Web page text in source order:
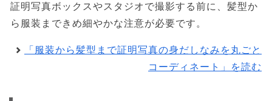
証明写真ボックスやスタジオで撮影する前に、髪型か
ら服装まできめ細やかな注意が必要です。
「服装から髪型まで証明写真の身だしなみを丸ごと
コーディネート」を読む